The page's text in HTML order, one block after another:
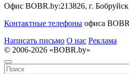
Офис BOBR.by:213826, г.
Контактные телефоны офиса
Написать письмо О нас Реклама
© 2006-2026 «BOBR.by»